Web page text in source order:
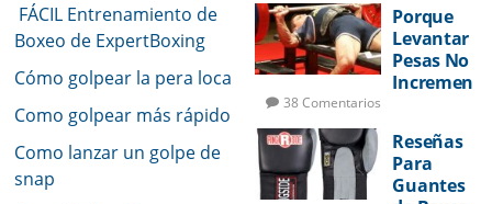
FÁCIL Entrenamiento de
Boxeo de ExpertBoxing
Cómo golpear la pera loca
Como golpear más rápido
Como lanzar un golpe de
snap
Porque
Levantar
Pesas No
Incremen
de Golpeo
38 Comentarios
Reseñas
Para
Guantes